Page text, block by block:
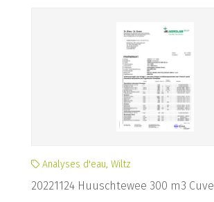
Analyses d'eau, Wiltz
20221124 Huuschtewee 300 m3 Cuve